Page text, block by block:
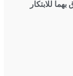
للابتكار